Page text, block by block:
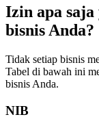
Izin apa saja
bisnis Anda?
Tidak setiap bisnis
Tabel di bawah ini
bisnis Anda.
NIB